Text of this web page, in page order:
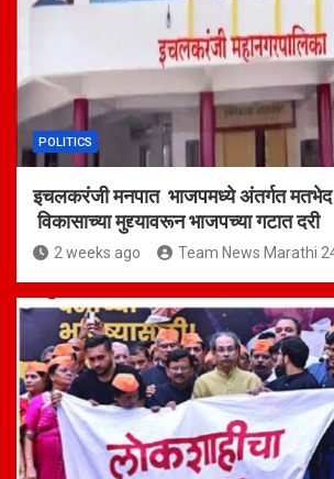
POLITICS
इचलकरंजी मनपात भाजपमध्ये अंतर्गत मतभेद
विकासाच्या मुद्द्यावरून भाजपच्या गटात दरी
2 weeks ago Team News Marathi